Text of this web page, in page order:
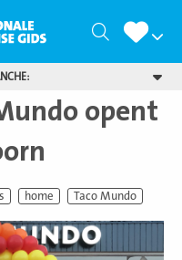
Zoeken
opent
home Taco Mundo